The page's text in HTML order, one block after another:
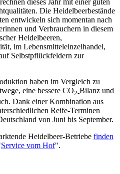
Die Heidelbeerbestände
entwickeln sich momentan nach
und Verbrauchern in diesem
Heidelbeeren,
im Lebensmitteleinzelhandel,
Selbstpflückfeldern zur
haben im Vergleich zu
eine bessere CO2-Bilanz und
Dank einer Kombination aus
Reife-Terminen
von Juni bis September.
Heidelbeer-Betriebe finden
Service vom Hof".